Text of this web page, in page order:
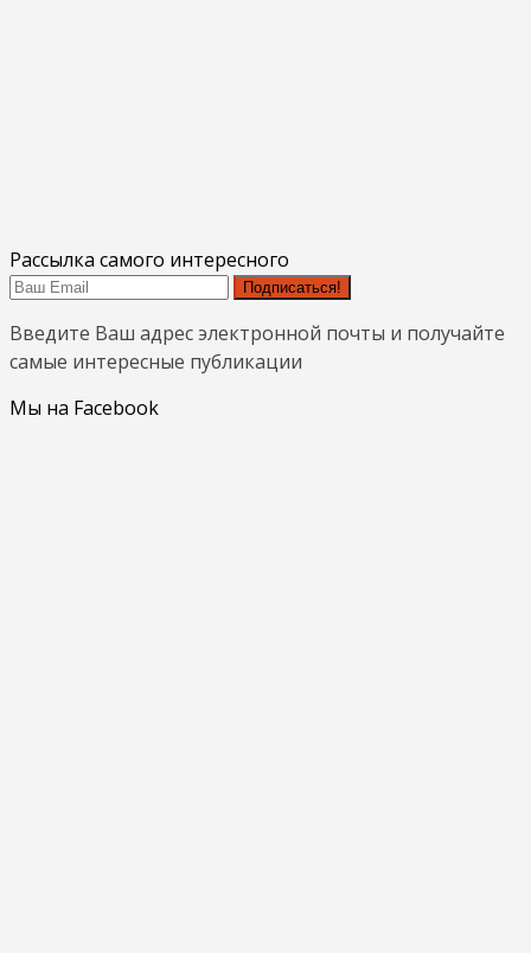
Рассылка самого интересного
Подписаться!
Введите Ваш адрес электронной почты и получайте
самые интересные публикации
Мы на Facebook